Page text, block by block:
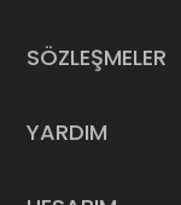
SÖZLEŞMELER
YARDIM